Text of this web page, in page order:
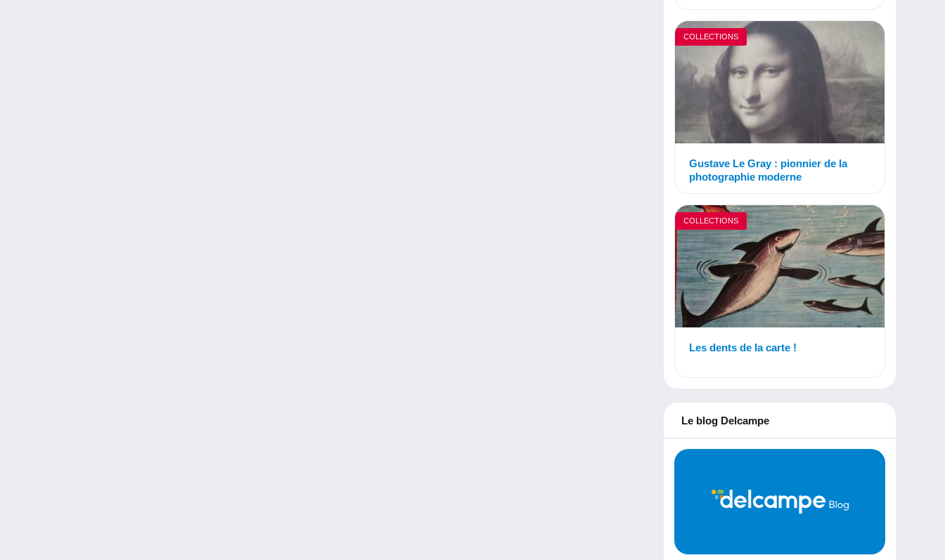
COLLECTIONS
Gustave Le Gray : pionnier de la
photographie moderne
COLLECTIONS
Les dents de la carte !
Le blog Delcampe